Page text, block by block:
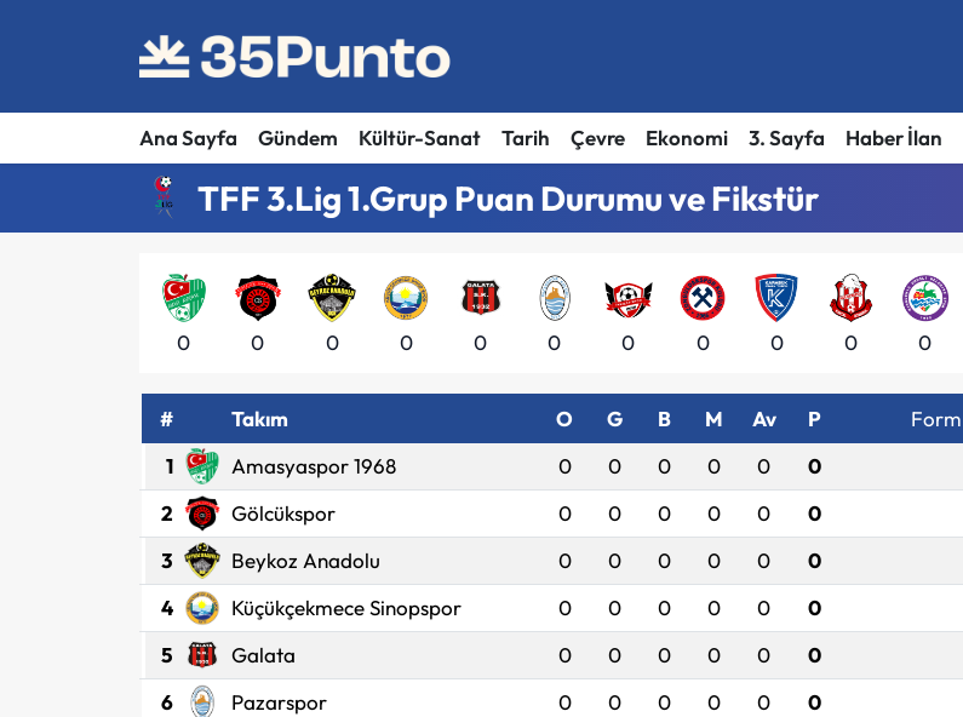
Ana Sayfa Gündem Kültür-Sanat Tarih Çevre Ekonomi 3. Sayfa Haber İlan
TFF 3.Lig 1.Grup Puan Durumu ve Fikstür
0 0 0 0 0 0 0 0 0 0 0
# Takım O G B M Av P
Form
1
Amasyaspor 1968 0 0 0 0 0
0
2
Gölcükspor 0 0 0 0 0
0
3
Beykoz Anadolu 0 0 0 0 0
0
4
Küçükçekmece Sinopspor 0 0 0 0 0
0
5
Galata 0 0 0 0 0
0
6
Pazarspor 0 0 0 0 0
0